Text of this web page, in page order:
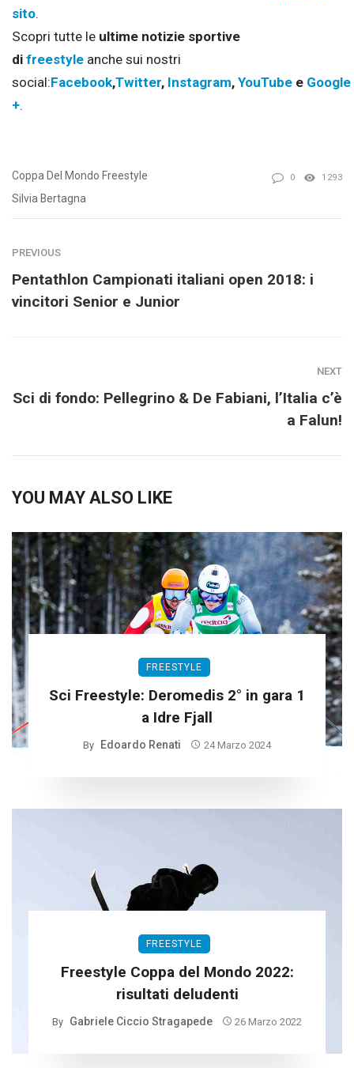
sito.
Scopri tutte le ultime notizie sportive
di freestyle anche sui nostri
social:Facebook,Twitter, Instagram, YouTube e Google
+.
Coppa Del Mondo Freestyle
Silvia Bertagna
0 1293
PREVIOUS
Pentathlon Campionati italiani open 2018: i
vincitori Senior e Junior
NEXT
Sci di fondo: Pellegrino & De Fabiani, l’Italia c’è
a Falun!
YOU MAY ALSO LIKE
FREESTYLE
Sci Freestyle: Deromedis 2° in gara 1
a Idre Fjall
By Edoardo Renati 24 Marzo 2024
FREESTYLE
Freestyle Coppa del Mondo 2022:
risultati deludenti
By Gabriele Ciccio Stragapede 26 Marzo 2022